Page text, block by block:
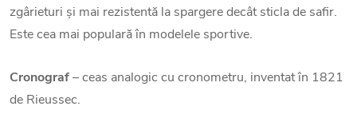
zgârieturi și mai rezistentă la spargere decât sticla de safir.
Este cea mai populară în modelele sportive.
Cronograf– ceas analogic cu cronometru, inventat în 1821
de Rieussec.